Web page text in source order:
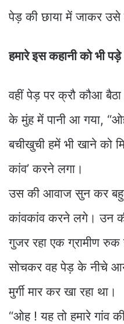
पेड़ की छाया में जाकर उसे
हमारे इस कहानी को भी पड़े
वहीं पेड़ पर क्रौ कौआ
के मुंह में पानी आ गया,
बचीखुची हमें भी खाने को
कांव’ करने लगा।
उस की आवाज सुन कर
कांवकांव करने लगे। उन
गुजर रहा एक ग्रामीण रुक
सोचकर वह पेड़ के नीचे
मुर्गी मार कर खा रहा था।
“ओह ! यह तो हमारे गांव